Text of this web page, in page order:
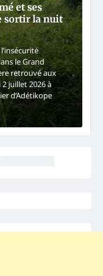
et ses
sortir la nuit
le Grand
retrouvé aux
juillet 2026 à
d’Adétikope